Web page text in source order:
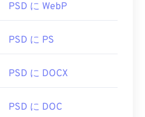
製品の無料代替品とし
きいため、転送、保存、
式に変換されることがよ
PSD に WebP
PSD に PS
PSD に DOCX
PSD に DOC